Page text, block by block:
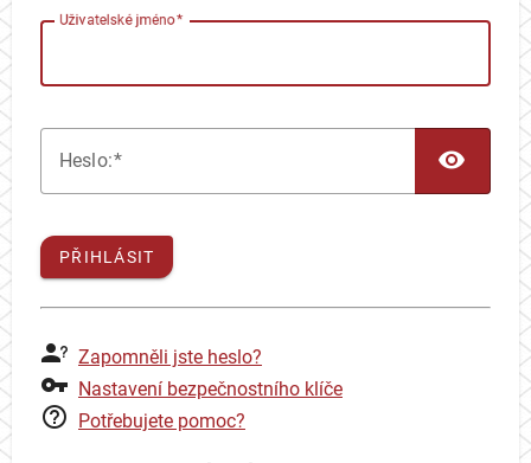
Uživatelské jméno
Heslo:
PŘIHLÁSIT
Zapomněli jste heslo?
Nastavení bezpečnostního klíče
Potřebujete pomoc?